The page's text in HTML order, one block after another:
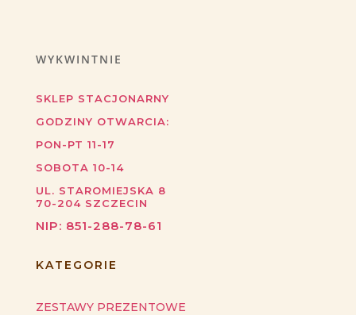
WYKWINTNIE
SKLEP STACJONARNY
GODZINY OTWARCIA:
PON-PT 11-17
SOBOTA 10-14
UL. STAROMIEJSKA 8
70-204 SZCZECIN
NIP: 851-288-78-61
KATEGORIE
ZESTAWY PREZENTOWE